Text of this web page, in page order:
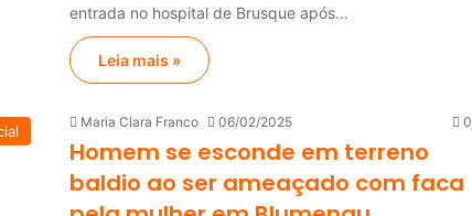
entrada no hospital de Brusque após…
Leia mais »
Maria Clara Franco 06/02/2025 0
Homem se esconde em terreno
baldio ao ser ameaçado com faca